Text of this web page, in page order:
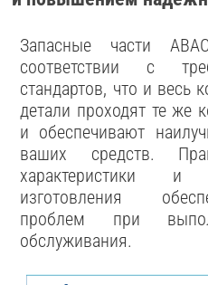
Запасные части
соответствии с
стандартов, что и весь
детали проходят те же
и обеспечивают
ваших средств.
характеристики и
изготовления
проблем при
обслуживания.